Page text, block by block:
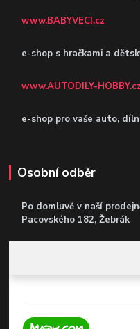
www.BABYVECI.cz
e-shop s hračkami a
www.AUTODILY-HOBBY.cz
e-shop pro vaše auto,
Osobní odběr
Po domluvě v naší
Pacovského 182, Žebrák